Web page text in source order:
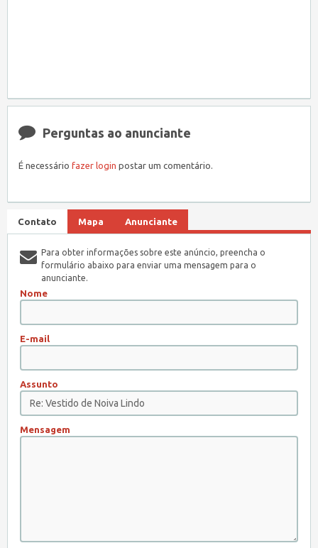
Perguntas ao anunciante
É necessário fazer login postar um comentário.
Contato Mapa Anunciante
Para obter informações sobre este anúncio, preencha o
formulário abaixo para enviar uma mensagem para o
anunciante.
Nome
E-mail
Assunto
Mensagem